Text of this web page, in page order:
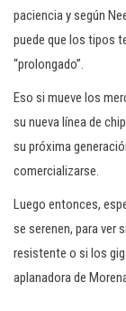
paciencia y según
puede que los tipos
“prolongado”.
Eso si mueve los
su nueva línea de
su próxima
comercializarse.
Luego entonces,
se serenen, para ver
resistente o si los
aplanadora de